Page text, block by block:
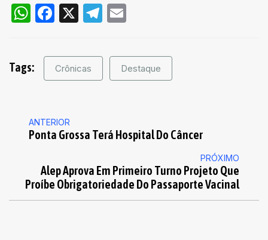
WhatsApp
Facebook
X Telegram
Tags: Crônicas Destaque
ANTERIOR
Ponta Grossa Terá Hospital Do Câncer
PRÓXIMO
Alep Aprova Em Primeiro Turno Projeto Que
Proíbe Obrigatoriedade Do Passaporte Vacinal